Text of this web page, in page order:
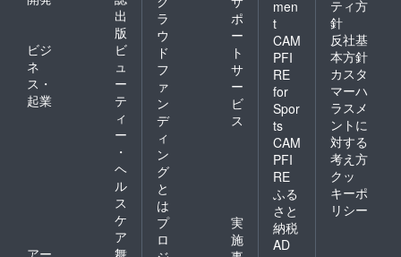
出
版
ビジ
ネ
ス・
起業
ビ
ュ
ー
テ
ィ
ー
・
ヘ
ル
ス
ケ
ア
アー
舞
ラ
ウ
ド
フ
ァ
ン
デ
ィ
ン
グ
と
は
ポ
ー
ト
サ
ー
ビ
ス
プ
ロ
実
施
men
t
CAM
PFI
RE
for
Spor
ts
CAM
PFI
RE
ふる
さと
納税
AD
ティ方
針
反社基
本方針
カスタ
マーハ
ラスメ
ントに
対する
考え方
クッ
キーポ
リシー